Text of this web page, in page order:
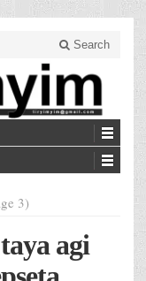
Search
3)
agi